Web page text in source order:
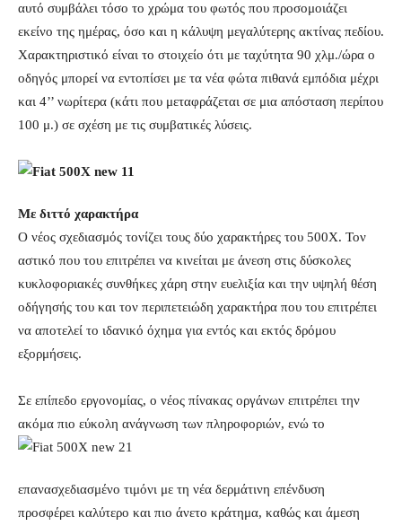
αυτό συμβάλει τόσο το χρώμα του φωτός που προσομοιάζει
εκείνο της ημέρας, όσο και η κάλυψη μεγαλύτερης ακτίνας πεδίου.
Χαρακτηριστικό είναι το στοιχείο ότι με ταχύτητα 90 χλμ./ώρα ο
οδηγός μπορεί να εντοπίσει με τα νέα φώτα πιθανά εμπόδια μέχρι
και 4’’ νωρίτερα (κάτι που μεταφράζεται σε μια απόσταση περίπου
100 μ.) σε σχέση με τις συμβατικές λύσεις.
Με διττό χαρακτήρα
Ο νέος σχεδιασμός τονίζει τους δύο χαρακτήρες του 500Χ. Τον
αστικό που του επιτρέπει να κινείται με άνεση στις δύσκολες
κυκλοφοριακές συνθήκες χάρη στην ευελιξία και την υψηλή θέση
οδήγησής του και τον περιπετειώδη χαρακτήρα που του επιτρέπει
να αποτελεί το ιδανικό όχημα για εντός και εκτός δρόμου
εξορμήσεις.
Σε επίπεδο εργονομίας, ο νέος πίνακας οργάνων επιτρέπει την
ακόμα πιο εύκολη ανάγνωση των πληροφοριών, ενώ το
επανασχεδιασμένο τιμόνι με τη νέα δερμάτινη επένδυση
προσφέρει καλύτερο και πιο άνετο κράτημα, καθώς και άμεση